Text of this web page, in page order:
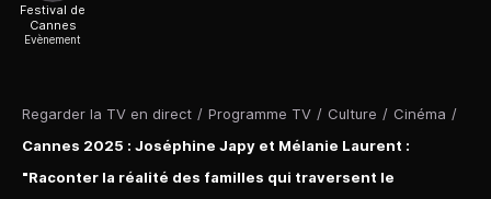
Regarder la TV en direct / Programme TV / Culture / Cinéma /
Cannes 2025 : Joséphine Japy et Mélanie Laurent :
"Raconter la réalité des familles qui traversent le
Festival de
Cannes
Evènement